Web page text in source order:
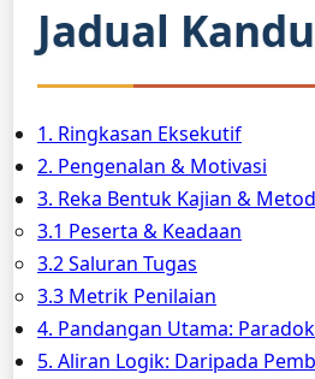
Jadual
1. Ringkasan Eksekutif
2. Pengenalan & Motivasi
3. Reka Bentuk Kajian &
3.1 Peserta & Keadaan
3.2 Saluran Tugas
3.3 Metrik Penilaian
4. Pandangan Utama:
5. Aliran Logik: Daripada